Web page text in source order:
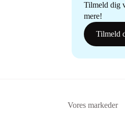
Tilmeld dig
mere!
Tilmeld
Vores markeder